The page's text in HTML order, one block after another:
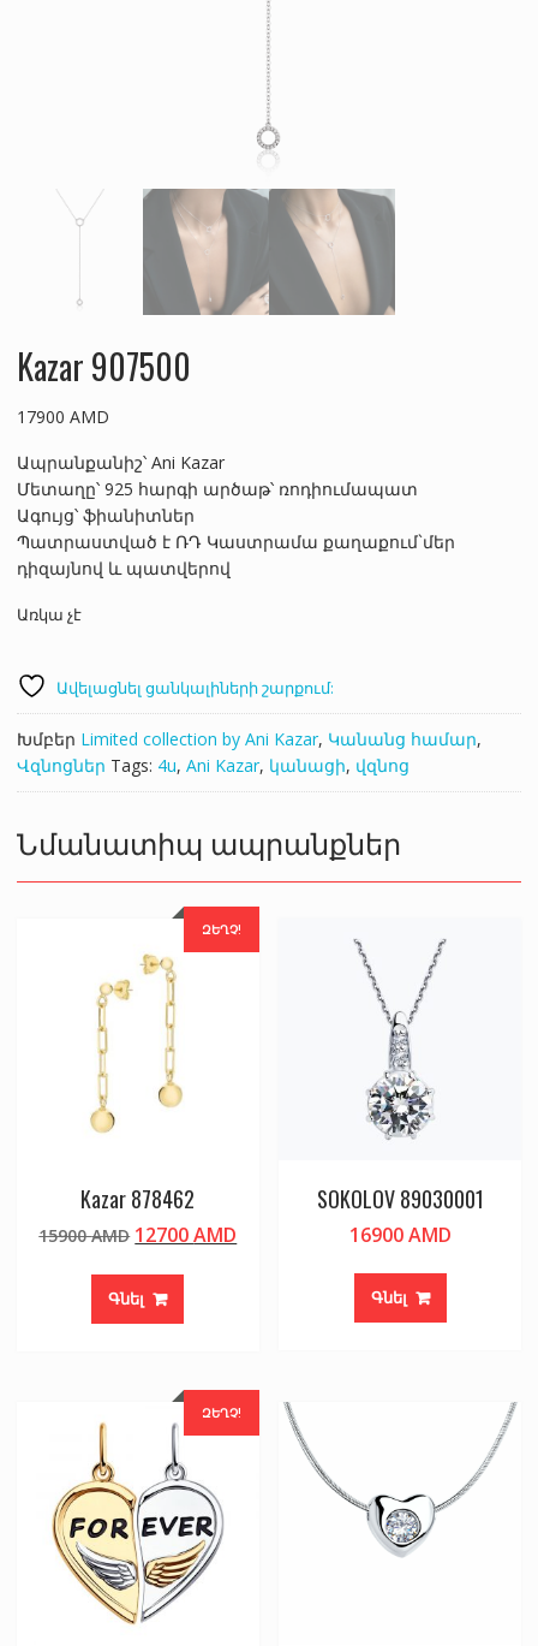
Kazar 907500
17900 AMD
Ապրանքանիշ՝ Ani Kazar
Մետաղը՝ 925 հարգի արծաթ՝ ռոդիումապատ
Ագույց՝ ֆիանիտներ
Պատրաստված է ՌԴ Կաստրամա քաղաքում`մեր
դիզայնով և պատվերով
Առկա չէ
Ավելացնել ցանկալիների շարքում:
Խմբեր Limited collection by Ani Kazar, Կանանց համար,
Վզնոցներ Tags: 4u, Ani Kazar, կանացի, վզնոց
Նմանատիպ ապրանքներ
ԶԵՂՉ!
Kazar 878462
15900AMD Original
was:
15900 AMD.
12700AMD
Գնել
SOKOLOV 89030001
16900AMD
Գնել
ԶԵՂՉ!